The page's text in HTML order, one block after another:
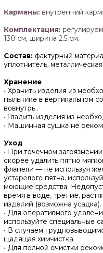
Карманы: внутренний
Комплектация:
130 см, ширина 2.5 см.
Состав: фактурный
уплотнитель,
Хранение
• Хранить изделия из
пыльнике в вертикальном
вовнутрь..
• ‌Гладить изделия из
• ‌Машинная сушка не
Уход
• При точечном
скорее удалить пятно
фланели — не используя
устарелого пятна,
моющие средства.
время в воде, трение,
изделий (возможна усадка).
• Для оперативного
используйте специальные
• В случаем
щадящая химчистка.
• Для полной очистки